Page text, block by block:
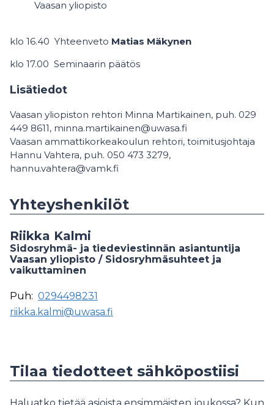
Vaasan yliopisto
klo 16.40 Yhteenveto Matias Mäkynen
klo 17.00 Seminaarin päätös
Lisätiedot
Vaasan yliopiston rehtori Minna Martikainen, puh. 029
449 8611, minna.martikainen@uwasa.fi
Vaasan ammattikorkeakoulun rehtori, toimitusjohtaja
Hannu Vahtera, puh. 050 473 3279,
hannu.vahtera@vamk.fi
Yhteyshenkilöt
Riikka Kalmi
Sidosryhmä- ja tiedeviestinnän asiantuntija
Vaasan yliopisto / Sidosryhmäsuhteet ja
vaikuttaminen
Puh: 0294498231
riikka.kalmi@uwasa.fi
Tilaa tiedotteet sähköpostiisi